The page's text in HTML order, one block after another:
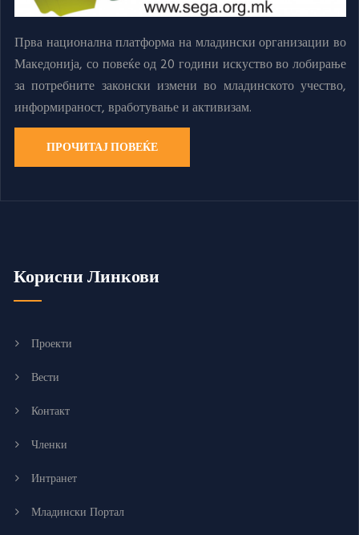
Прва национална платформа на младински организации во
Македонија, со повеќе од 20 години искуство во лобирање
за потребните законски измени во младинското учество,
информираност, вработување и активизам.
ПРОЧИТАЈ ПОВЕЌЕ
Корисни Линкови
Проекти
Вести
Контакт
Членки
Интранет
Младински Портал